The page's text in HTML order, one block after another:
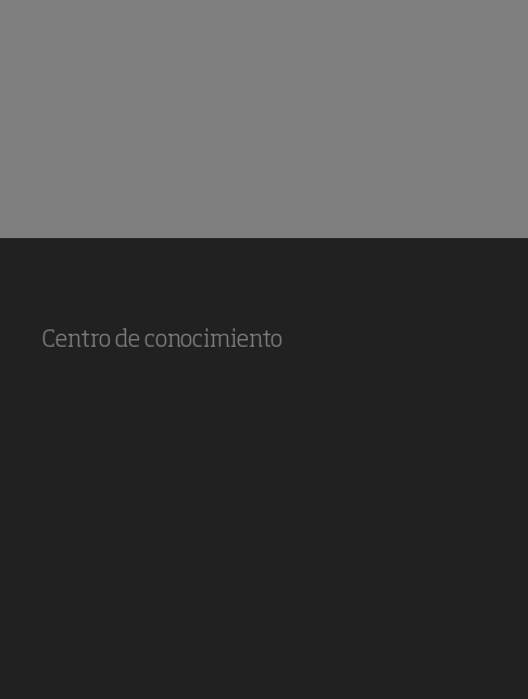
Centro de conocimiento